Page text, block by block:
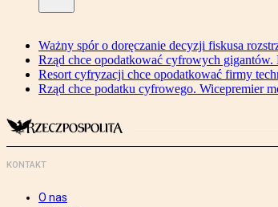
Ważny spór o doręczanie decyzji fiskusa
Rząd chce opodatkować cyfrowych
Resort cyfryzacji chce opodatkować firmy
Rząd chce podatku cyfrowego. Wicepremier
KONTAKT
O nas